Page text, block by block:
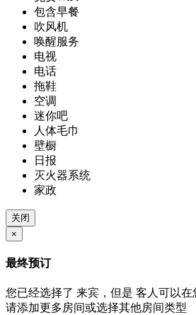
包含早餐
吹风机
唤醒服务
电视
电话
拖鞋
空调
迷你吧
人体毛巾
壁橱
日报
灭火器系统
家政
关闭
×
最终预订
您已经选择了 来宾，但是 客人可以在
请添加更多房间或选择其他房间类型